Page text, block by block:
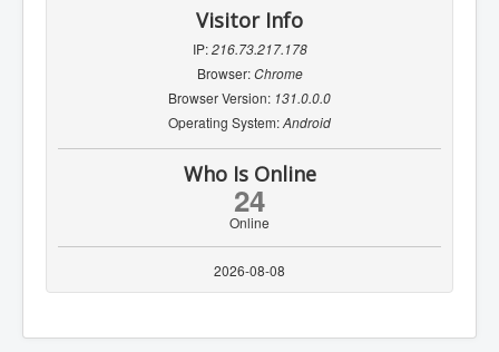
Visitor Info
IP:216.73.217.178
Browser:Chrome
Browser Version: 131.0.0.0
Operating System:Android
Who Is Online
24
Online
2026-08-08